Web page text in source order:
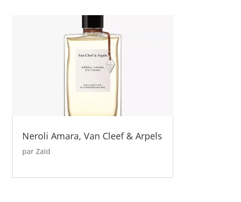
Neroli Amara, Van Cleef & Arpels
par Zaïd